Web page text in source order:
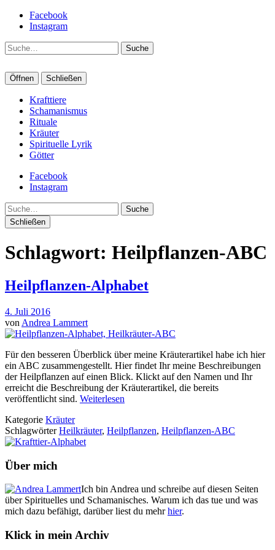
Facebook
Instagram
Suche
Öffnen Schließen
Krafttiere
Schamanismus
Rituale
Kräuter
Spirituelle Lyrik
Götter
Facebook
Instagram
Suche
Schließen
Schlagwort: Heilpflanzen-ABC
Heilpflanzen-Alphabet
4. Juli 2016
von Andrea Lammert
Für den besseren Überblick über meine Kräuterartikel habe ich hier
ein ABC zusammengestellt. Hier findet Ihr meine Beschreibungen
der Heilpflanzen auf einen Blick. Klickt auf den Namen und Ihr
erreicht die Beschreibung der Kräuterartikel, die bereits
veröffentlicht sind. Weiterlesen
Kategorie Kräuter
SchlagwörterHeilkräuter, Heilpflanzen, Heilpflanzen-ABC
Über mich
Ich bin Andrea und schreibe auf diesen Seiten
über Spirituelles und Schamanisches. Warum ich das tue und was
mich dazu befähigt, darüber liest du mehrhier.
Klick in mein Archiv